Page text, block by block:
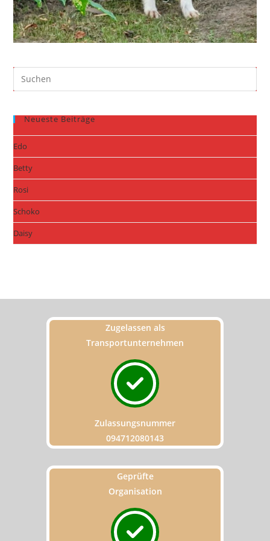
Neueste Beiträge
Edo
Betty
Rosi
Schoko
Daisy
Zugelassen als
Transportunternehmen
Zulassungsnummer
094712080143
Geprüfte
Organisation